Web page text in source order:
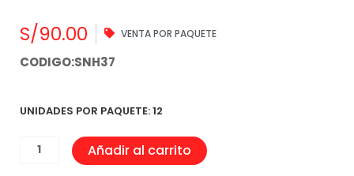
S/90.00 VENTA POR PAQUETE
CODIGO:SNH37
UNIDADES POR PAQUETE: 12
CAJA
ORGANIZADORA
Añadir al carrito